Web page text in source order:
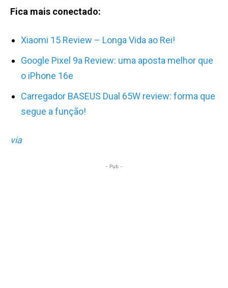
Fica mais conectado:
Xiaomi 15 Review – Longa Vida ao Rei!
Google Pixel 9a Review: uma aposta melhor que
o iPhone 16e
Carregador BASEUS Dual 65W review: forma que
segue a função!
via
- Pub -